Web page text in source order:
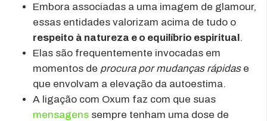
Embora associadas a uma imagem de glamour,
essas entidades valorizam acima de tudo o
respeito à natureza e o equilíbrio espiritual.
Elas são frequentemente invocadas em
momentos de procura por mudanças rápidase
que envolvam a elevação da autoestima.
A ligação com Oxum faz com que suas
mensagens sempre tenham uma dose de